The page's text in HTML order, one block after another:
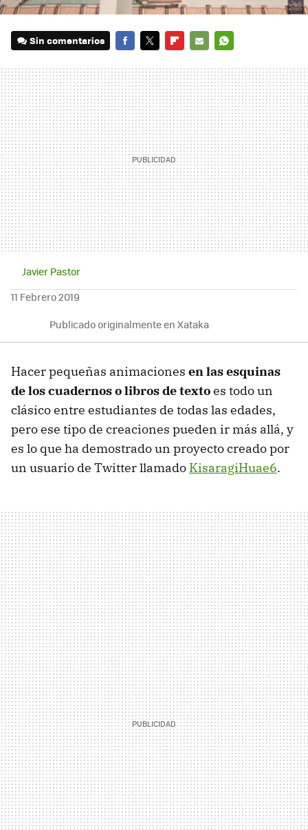
Sin comentarios
MAIL
Javier Pastor
11 Febrero 2019
Publicado originalmente en Xataka
Hacer pequeñas animaciones en las esquinas
de los cuadernos o libros de textoes todo un
clásico entre estudiantes de todas las edades,
pero ese tipo de creaciones pueden ir más allá, y
es lo que ha demostrado un proyecto creado por
un usuario de Twitter llamado KisaragiHuae6.